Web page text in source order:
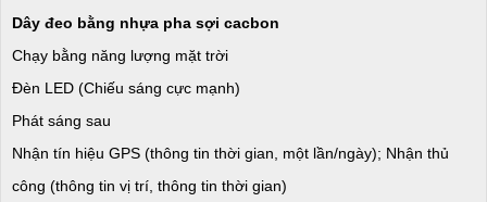
Dây đeo bằng nhựa pha sợi cacbon
Chạy bằng năng lượng mặt trời
Đèn LED (Chiếu sáng cực mạnh)
Phát sáng sau
Nhận tín hiệu GPS (thông tin thời gian, một lần/ngày); Nhận thủ
công (thông tin vị trí, thông tin thời gian)